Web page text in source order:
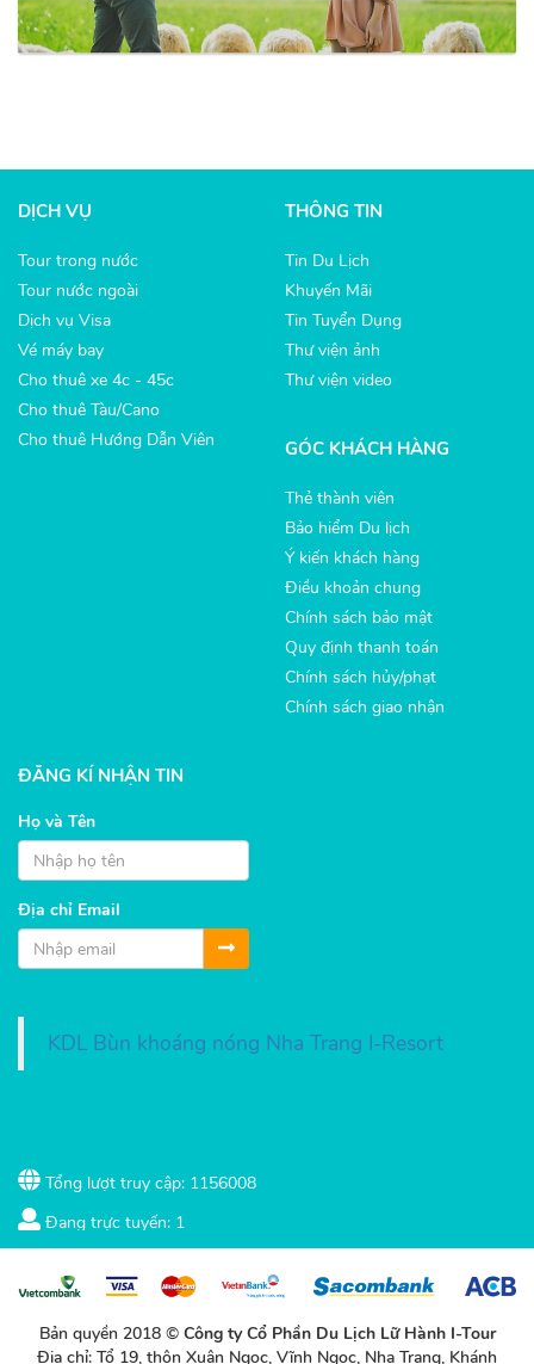
DỊCH VỤ
Tour trong nước
Tour nước ngoài
Dịch vụ Visa
Vé máy bay
Cho thuê xe 4c - 45c
Cho thuê Tàu/Cano
Cho thuê Hướng Dẫn Viên
THÔNG TIN
Tin Du Lịch
Khuyến Mãi
Tin Tuyển Dụng
Thư viện ảnh
Thư viện video
GÓC KHÁCH HÀNG
Thẻ thành viên
Bảo hiểm Du lịch
Ý kiến khách hàng
Điều khoản chung
Chính sách bảo mật
Quy định thanh toán
Chính sách hủy/phạt
Chính sách giao nhận
ĐĂNG KÍ NHẬN TIN
Họ và Tên
Địa chỉ Email
KDL Bùn khoáng nóng Nha Trang I-Resort
Tổng lượt truy cập: 1156008
Đang trực tuyến: 1
Bản quyền 2018 © Công ty Cổ Phần Du Lịch Lữ Hành I-Tour
Địa chỉ: Tổ 19, thôn Xuân Ngọc, Vĩnh Ngọc, Nha Trang, Khánh